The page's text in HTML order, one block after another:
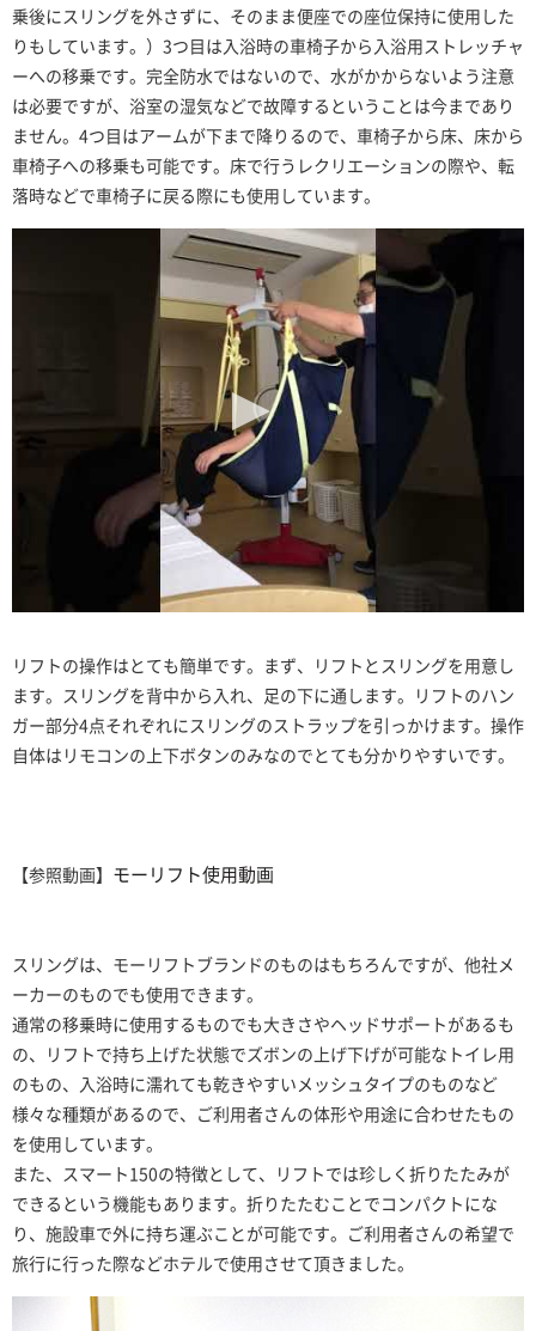
乗後にスリングを外さずに、そのまま便座での座位保持に使用した
りもしています。）3つ目は入浴時の車椅子から入浴用ストレッチャ
ーへの移乗です。完全防水ではないので、水がかからないよう注意
は必要ですが、浴室の湿気などで故障するということは今まであり
ません。4つ目はアームが下まで降りるので、車椅子から床、床から
車椅子への移乗も可能です。床で行うレクリエーションの際や、転
落時などで車椅子に戻る際にも使用しています。
リフトの操作はとても簡単です。まず、リフトとスリングを用意し
ます。スリングを背中から入れ、足の下に通します。リフトのハン
ガー部分4点それぞれにスリングのストラップを引っかけます。操作
自体はリモコンの上下ボタンのみなのでとても分かりやすいです。
【参照動画】 モーリフト使用動画
スリングは、モーリフトブランドのものはもちろんですが、他社メ
ーカーのものでも使用できます。
通常の移乗時に使用するものでも大きさやヘッドサポートがあるも
の、リフトで持ち上げた状態でズボンの上げ下げが可能なトイレ用
のもの、入浴時に濡れても乾きやすいメッシュタイプのものなど
様々な種類があるので、ご利用者さんの体形や用途に合わせたもの
を使用しています。
また、スマート150の特徴として、リフトでは珍しく折りたたみが
できるという機能もあります。折りたたむことでコンパクトにな
り、施設車で外に持ち運ぶことが可能です。ご利用者さんの希望で
旅行に行った際などホテルで使用させて頂きました。